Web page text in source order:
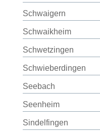
Schwaigern
Schwaikheim
Schwetzingen
Schwieberdingen
Seebach
Seenheim
Sindelfingen